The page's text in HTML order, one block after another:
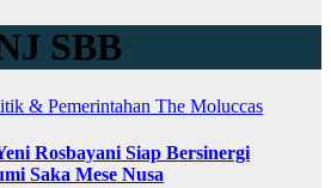
SBB
& Pemerintahan The Moluccas
Rosbayani Siap Bersinergi
Saka Mese Nusa